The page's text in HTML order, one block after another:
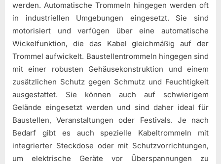
werden. Automatische Trommeln hingegen werden oft
in industriellen Umgebungen eingesetzt. Sie sind
motorisiert und verfügen über eine automatische
Wickelfunktion, die das Kabel gleichmäßig auf der
Trommel aufwickelt. Baustellentrommeln hingegen sind
mit einer robusten Gehäusekonstruktion und einem
zusätzlichen Schutz gegen Schmutz und Feuchtigkeit
ausgestattet. Sie können auch auf schwierigem
Gelände eingesetzt werden und sind daher ideal für
Baustellen, Veranstaltungen oder Festivals. Je nach
Bedarf gibt es auch spezielle Kabeltrommeln mit
integrierter Steckdose oder mit Schutzvorrichtungen,
um elektrische Geräte vor Überspannungen zu